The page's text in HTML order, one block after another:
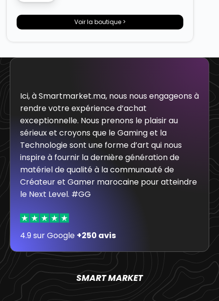
Voir la boutique >
Ici, à Smartmarket.ma, nous nous engageons à
rendre votre expérience d’achat
exceptionnelle. Nous prenons le plaisir au
sérieux et croyons que le Gaming et la
Technologie sont une forme d’art qui nous
inspire à fournir la dernière génération de
matériel de qualité à la communauté de
Créateur et Gamer marocaine pour atteindre
le Next Level. #GG
4.9 sur Google +250 avis
SMART MARKET